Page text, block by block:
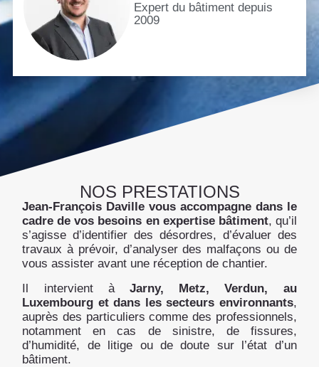
Expert du bâtiment depuis
2009
NOS PRESTATIONS
Jean-François Daville vous accompagne dans le
cadre de vos besoins en expertise bâtiment, qu’il
s’agisse d’identifier des désordres, d’évaluer des
travaux à prévoir, d’analyser des malfaçons ou de
vous assister avant une réception de chantier.
Il intervient à Jarny, Metz, Verdun, au
Luxembourg et dans les secteurs environnants,
auprès des particuliers comme des professionnels,
notamment en cas de sinistre, de fissures,
d’humidité, de litige ou de doute sur l’état d’un
bâtiment.